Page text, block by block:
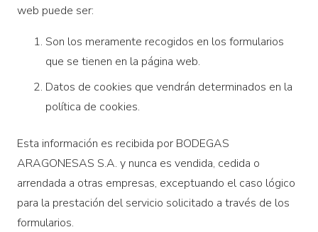
web puede ser:
Son los meramente recogidos en los formularios
que se tienen en la página web.
Datos de cookies que vendrán determinados en la
política de cookies.
Esta información es recibida por BODEGAS
ARAGONESAS S.A. y nunca es vendida, cedida o
arrendada a otras empresas, exceptuando el caso lógico
para la prestación del servicio solicitado a través de los
formularios.